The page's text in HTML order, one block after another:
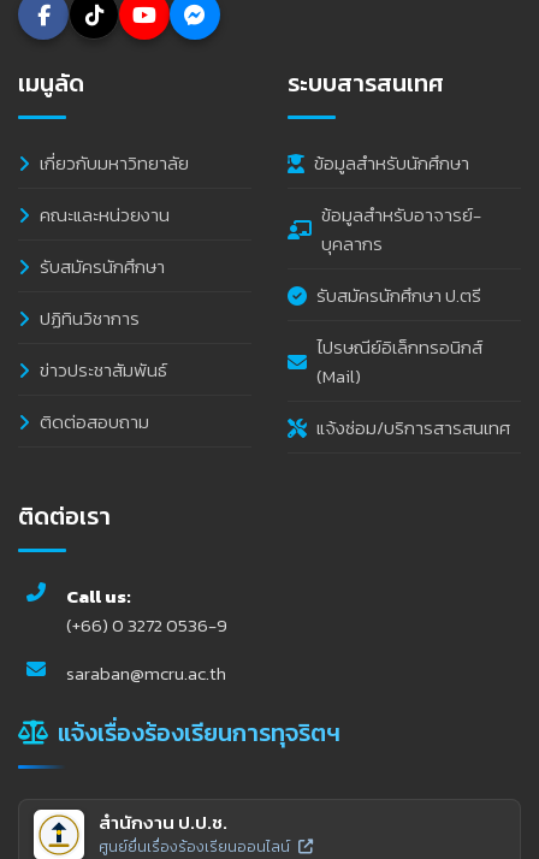
เมนูลัด
เกี่ยวกับมหาวิทยาลัย
คณะและหน่วยงาน
รับสมัครนักศึกษา
ปฏิทินวิชาการ
ข่าวประชาสัมพันธ์
ติดต่อสอบถาม
ระบบสารสนเทศ
ข้อมูลสำหรับนักศึกษา
ข้อมูลสำหรับอาจารย์-
บุคลากร
รับสมัครนักศึกษา ป.ตรี
ไปรษณีย์อิเล็กทรอนิกส์
(Mail)
แจ้งซ่อม/บริการสารสนเทศ
ติดต่อเรา
Call us:
(+66) 0 3272 0536-9
saraban@mcru.ac.th
แจ้งเรื่องร้องเรียนการทุจริตฯ
สำนักงาน ป.ป.ช.
ศูนย์ยื่นเรื่องร้องเรียนออนไลน์